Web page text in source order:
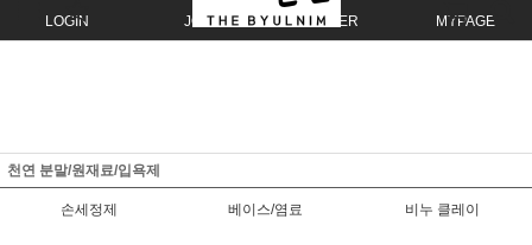
LOGIN JOIN ORDER MYPAGE
천연 분말/원재료/입욕제
손세정제 베이스/염료 비누 클레이